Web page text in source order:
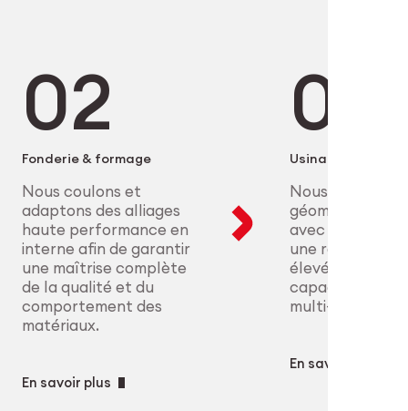
cliniques les plus strictes.
des pièces hautement
maîtrise complète des
Fonderie & formage
Nous coulons et
adaptons des alliages
haute performance en
interne afin de garantir
une maîtrise complète
de la qualité et du
comportement des
matériaux.
En savoir plus
Usinage
Nous réalisons
géométries
avec une
une répétabilité
élevées grâce à
capacités CNC
multi-axes.
En savoir plus